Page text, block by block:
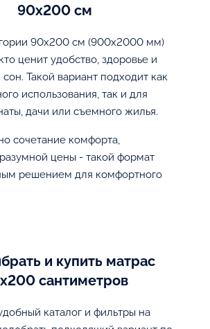
90х200 см
90х200 см (900x2000 мм)
ценит удобство, здоровье и
Такой вариант подходит как
использования, так и для
дачи или съемного жилья.
сочетание комфорта,
цены - такой формат
решением для комфортного
и купить матрас
сантиметров
каталог и фильтры на